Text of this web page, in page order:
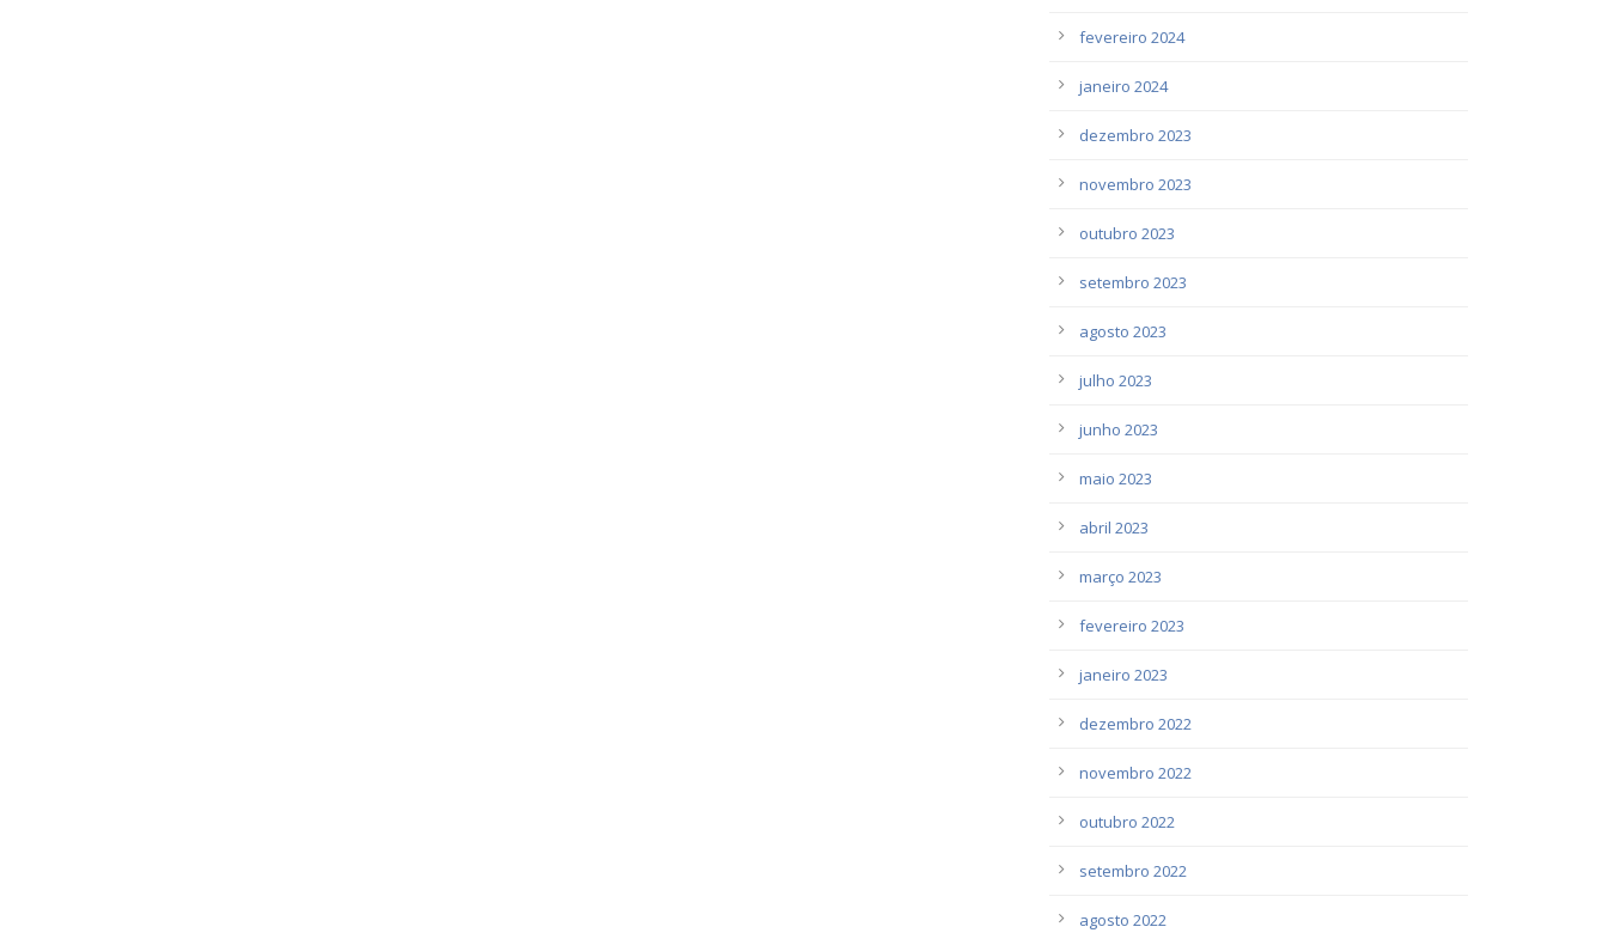
fevereiro 2024
janeiro 2024
dezembro 2023
novembro 2023
outubro 2023
setembro 2023
agosto 2023
julho 2023
junho 2023
maio 2023
abril 2023
março 2023
fevereiro 2023
janeiro 2023
dezembro 2022
novembro 2022
outubro 2022
setembro 2022
agosto 2022